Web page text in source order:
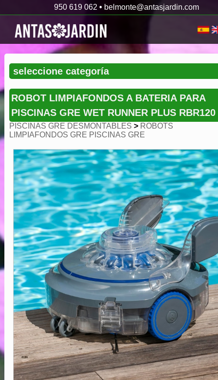
950 619 062 • belmonte@antasjardin.com
ROBOT LIMPIAFONDOS A BATERIA PARA
PISCINAS GRE WET RUNNER PLUS RBR120
PISCINAS GRE DESMONTABLES > ROBOTS
LIMPIAFONDOS GRE PISCINAS GRE